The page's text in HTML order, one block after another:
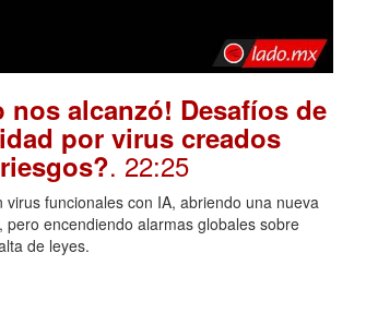
nos alcanzó! Desafíos de
por virus creados
. 22:25
virus funcionales con IA, abriendo una nueva
pero encendiendo alarmas globales sobre
de leyes.